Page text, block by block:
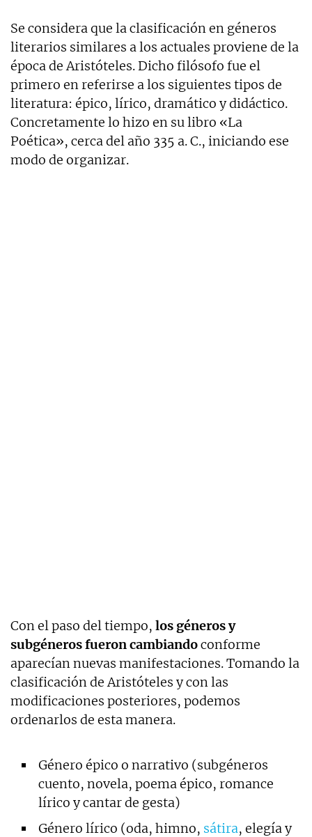
Se considera que la clasificación en géneros
literarios similares a los actuales proviene de la
época de Aristóteles. Dicho filósofo fue el
primero en referirse a los siguientes tipos de
literatura: épico, lírico, dramático y didáctico.
Concretamente lo hizo en su libro «La
Poética», cerca del año 335 a. C., iniciando ese
modo de organizar.
Con el paso del tiempo, los géneros y
subgéneros fueron cambiandoconforme
aparecían nuevas manifestaciones. Tomando la
clasificación de Aristóteles y con las
modificaciones posteriores, podemos
ordenarlos de esta manera.
Género épico o narrativo (subgéneros
cuento, novela, poema épico, romance
lírico y cantar de gesta)
Género lírico (oda, himno, sátira, elegía y